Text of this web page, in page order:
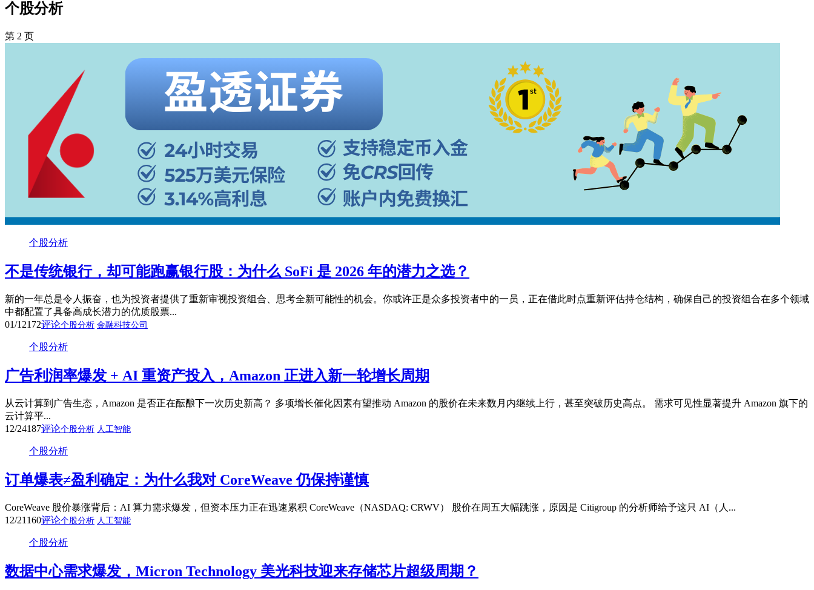
个股分析
第 2 页
个股分析
不是传统银行，却可能跑赢银行股：为什么 SoFi 是 2026 年的潜力之选？
新的一年总是令人振奋，也为投资者提供了重新审视投资组合、思考全新可能性的机会。你或许正是众多投资者中的一员，正在借此时点重新评估持仓结构，确保自己的投资组合在多个领域
中都配置了具备高成长潜力的优质股票...
01/12172评论个股分析 金融科技公司
个股分析
广告利润率爆发 + AI 重资产投入，Amazon 正进入新一轮增长周期
从云计算到广告生态，Amazon 是否正在酝酿下一次历史新高？ 多项增长催化因素有望推动 Amazon 的股价在未来数月内继续上行，甚至突破历史高点。 需求可见性显著提升 Amazon 旗下的
云计算平...
12/24187评论个股分析 人工智能
个股分析
订单爆表≠盈利确定：为什么我对 CoreWeave 仍保持谨慎
CoreWeave 股价暴涨背后：AI 算力需求爆发，但资本压力正在迅速累积 CoreWeave（NASDAQ: CRWV） 股价在周五大幅跳涨，原因是 Citigroup 的分析师给予这只 AI（人...
12/21 160评论个股分析 人工智能
个股分析
数据中心需求爆发，Micron Technology 美光科技迎来存储芯片超级周期？